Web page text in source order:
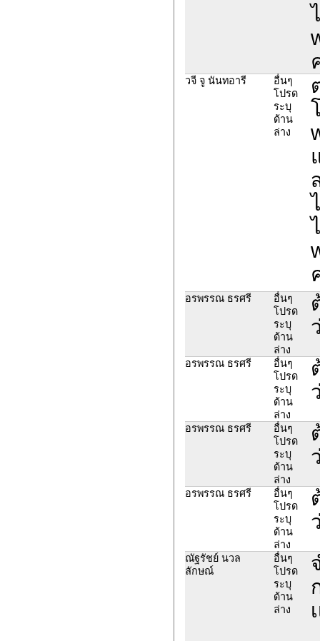
วจี จู นันทอารี
อื่นๆ
โปรด
ระบุ
ด้าน
ล่าง
อรพรรณ ธรศรี
อื่นๆ
โปรด
ระบุ
ด้าน
ล่าง
อรพรรณ ธรศรี
อื่นๆ
โปรด
ระบุ
ด้าน
ล่าง
อรพรรณ ธรศรี
อื่นๆ
โปรด
ระบุ
ด้าน
ล่าง
อรพรรณ ธรศรี
อื่นๆ
โปรด
ระบุ
ด้าน
ล่าง
ณัฐรัชย์ นวล
ลักษณ์
อื่นๆ
โปรด
ระบุ
ด้าน
ล่าง